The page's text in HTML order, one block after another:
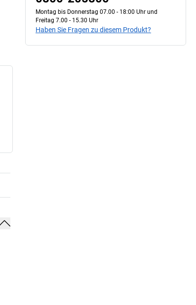
Montag bis Donnerstag 07.00 - 18:00 Uhr und
Freitag 7.00 - 15.30 Uhr
Haben Sie Fragen zu diesem Produkt?